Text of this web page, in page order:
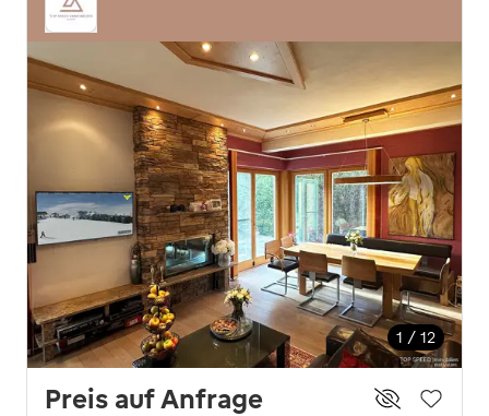
1 / 12
Preis auf Anfrage